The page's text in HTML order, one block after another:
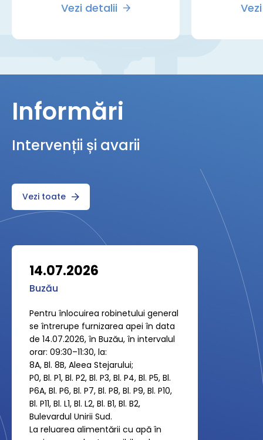
Vezi detalii
Informări
Intervenții și avarii
Vezi toate
14.07.2026
Buzău
Pentru înlocuirea robinetului general
se întrerupe furnizarea apei în data
de 14.07.2026, în Buzău, în intervalul
orar: 09:30–11:30, la:
8A, Bl. 8B, Aleea Stejarului;
P0, Bl. P1, Bl. P2, Bl. P3, Bl. P4, Bl. P5, Bl.
P6A, Bl. P6, Bl. P7, Bl. P8, Bl. P9, Bl. P10,
Bl. P11, Bl. L1, Bl. L2, Bl. B1, Bl. B2,
Bulevardul Unirii Sud.
La reluarea alimentării cu apă în